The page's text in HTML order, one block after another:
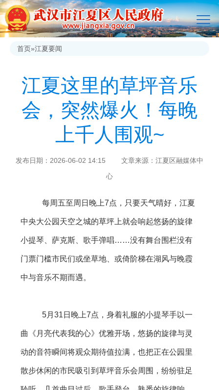
首页»江夏要闻
江夏这里的草坪音乐
会，突然爆火！每晚
上千人围观~
发布日期：2026-06-02 14:15 文章来源：江夏区融媒体中
心
每周五至周日晚上7点，只要天气晴好，江夏
中央大公园天空之城的草坪上就会响起悠扬的旋律
小提琴、萨克斯、歌手弹唱……没有舞台围栏没有
门票门槛市民们或坐草地、或倚阶梯在湖风与晚霞
中与音乐不期而遇。
5月31日晚上7点，身着礼服的小提琴手以一
曲《月亮代表我的心》优雅开场，悠扬的旋律与灵
动的音符瞬间将观众期待值拉满，也把正在公园里
散步休闲的市民吸引到草坪音乐会周围，纷纷驻足